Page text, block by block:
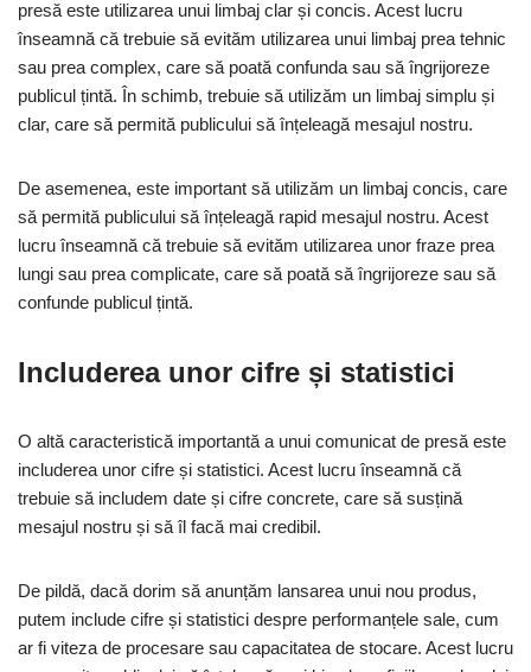
presă este utilizarea unui limbaj clar și concis. Acest lucru
înseamnă că trebuie să evităm utilizarea unui limbaj prea tehnic
sau prea complex, care să poată confunda sau să îngrijoreze
publicul țintă. În schimb, trebuie să utilizăm un limbaj simplu și
clar, care să permită publicului să înțeleagă mesajul nostru.
De asemenea, este important să utilizăm un limbaj concis, care
să permită publicului să înțeleagă rapid mesajul nostru. Acest
lucru înseamnă că trebuie să evităm utilizarea unor fraze prea
lungi sau prea complicate, care să poată să îngrijoreze sau să
confunde publicul țintă.
Includerea unor cifre și statistici
O altă caracteristică importantă a unui comunicat de presă este
includerea unor cifre și statistici. Acest lucru înseamnă că
trebuie să includem date și cifre concrete, care să susțină
mesajul nostru și să îl facă mai credibil.
De pildă, dacă dorim să anunțăm lansarea unui nou produs,
putem include cifre și statistici despre performanțele sale, cum
ar fi viteza de procesare sau capacitatea de stocare. Acest lucru